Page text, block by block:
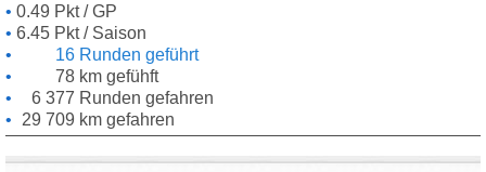
0.49 Pkt / GP
6.45 Pkt / Saison
16 Runden geführt
78 km gefühft
6 377 Runden gefahren
29 709 km gefahren